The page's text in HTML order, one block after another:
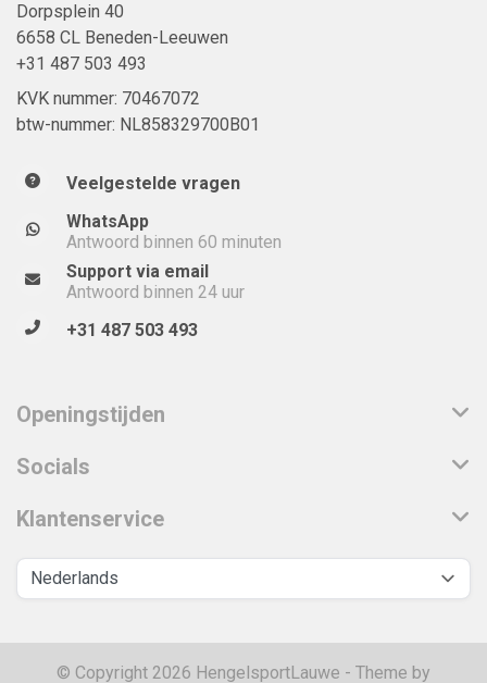
Dorpsplein 40
6658 CL Beneden-Leeuwen
+31 487 503 493
KVK nummer: 70467072
btw-nummer: NL858329700B01
Veelgestelde vragen
WhatsApp
Antwoord binnen 60 minuten
Support via email
Antwoord binnen 24 uur
+31 487 503 493
Openingstijden
Socials
Klantenservice
© Copyright 2026 HengelsportLauwe - Theme by